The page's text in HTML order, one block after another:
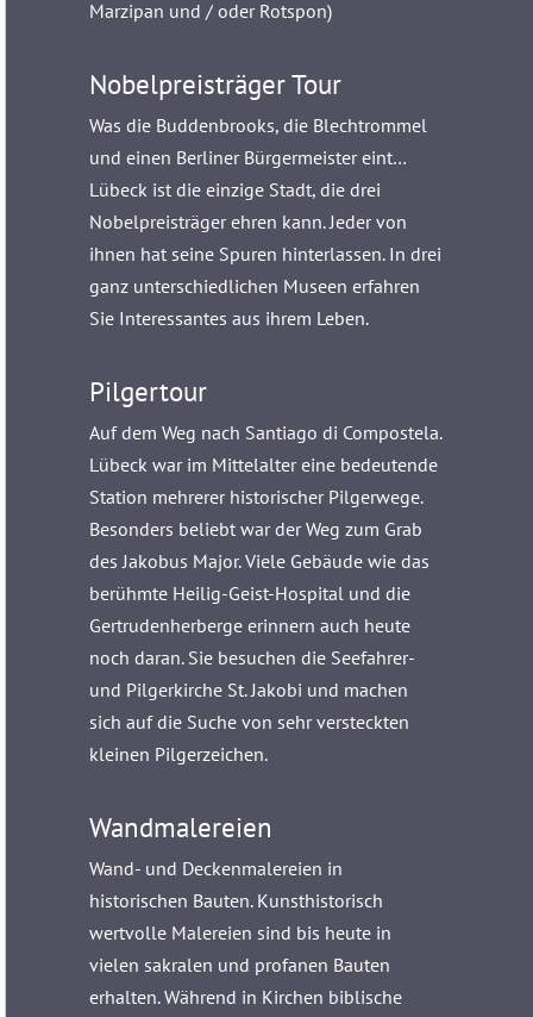
Marzipan und / oder Rotspon)
Nobelpreisträger Tour
Was die Buddenbrooks, die Blechtrommel
und einen Berliner Bürgermeister eint…
Lübeck ist die einzige Stadt, die drei
Nobelpreisträger ehren kann. Jeder von
ihnen hat seine Spuren hinterlassen. In drei
ganz unterschiedlichen Museen erfahren
Sie Interessantes aus ihrem Leben.
Pilgertour
Auf dem Weg nach Santiago di Compostela.
Lübeck war im Mittelalter eine bedeutende
Station mehrerer historischer Pilgerwege.
Besonders beliebt war der Weg zum Grab
des Jakobus Major. Viele Gebäude wie das
berühmte Heilig-Geist-Hospital und die
Gertrudenherberge erinnern auch heute
noch daran. Sie besuchen die Seefahrer-
und Pilgerkirche St. Jakobi und machen
sich auf die Suche von sehr versteckten
kleinen Pilgerzeichen.
Wandmalereien
Wand- und Deckenmalereien in
historischen Bauten. Kunsthistorisch
wertvolle Malereien sind bis heute in
vielen sakralen und profanen Bauten
erhalten. Während in Kirchen biblische